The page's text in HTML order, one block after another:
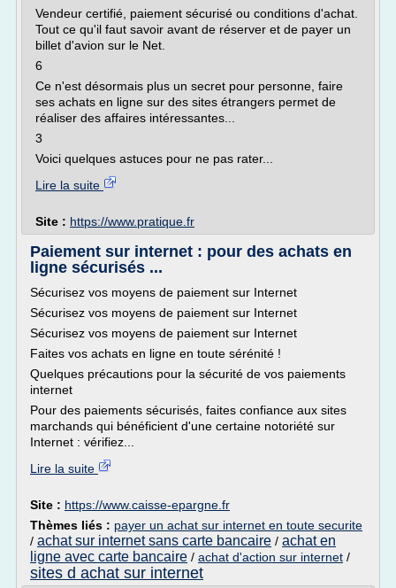
Vendeur certifié, paiement sécurisé ou conditions d'achat.
Tout ce qu'il faut savoir avant de réserver et de payer un
billet d'avion sur le Net.
6
Ce n'est désormais plus un secret pour personne, faire
ses achats en ligne sur des sites étrangers permet de
réaliser des affaires intéressantes...
3
Voici quelques astuces pour ne pas rater...
Lire la suite
Site : https://www.pratique.fr
Paiement sur internet : pour des achats en
ligne sécurisés ...
Sécurisez vos moyens de paiement sur Internet
Sécurisez vos moyens de paiement sur Internet
Sécurisez vos moyens de paiement sur Internet
Faites vos achats en ligne en toute sérénité !
Quelques précautions pour la sécurité de vos paiements
internet
Pour des paiements sécurisés, faites confiance aux sites
marchands qui bénéficient d'une certaine notoriété sur
Internet : vérifiez...
Lire la suite
Site : https://www.caisse-epargne.fr
Thèmes liés : payer un achat sur internet en toute securite
/ achat sur internet sans carte bancaire / achat en
ligne avec carte bancaire / achat d'action sur internet /
sites d achat sur internet